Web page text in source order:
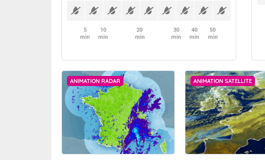
5
min
10
min
20
min
30
min
40
min
50
min
ANIMATION RADAR ANIMATION SATELLITE